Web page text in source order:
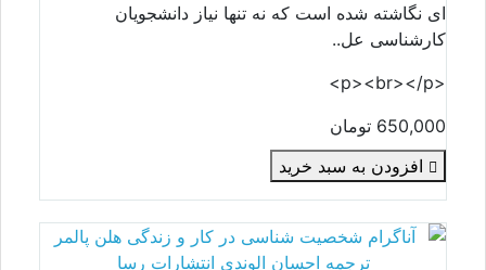
ای نگاشته شده است که نه تنها نیاز دانشجویان
کارشناسی عل..
650,000 تومان
افزودن به سبد خرید